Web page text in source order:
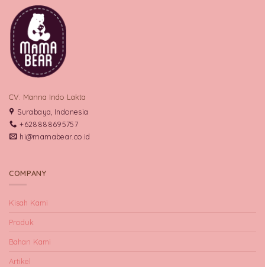
CV. Manna Indo Lakta
Surabaya, Indonesia
+628888695757
hi@mamabear.co.id
COMPANY
Kisah Kami
Produk
Bahan Kami
Artikel